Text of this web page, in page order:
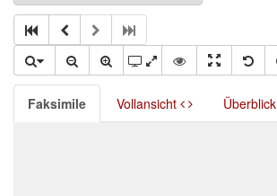
Faksimile Vollansicht Überblick